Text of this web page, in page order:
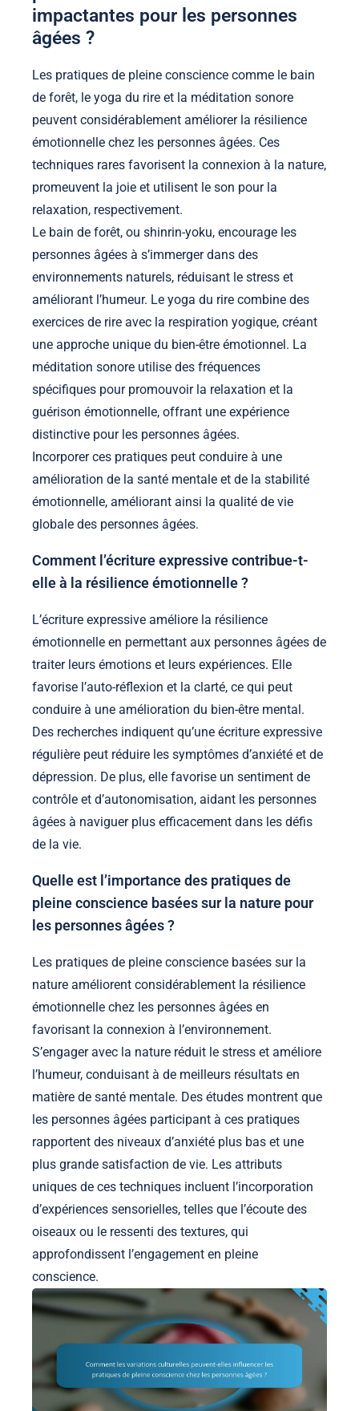
impactantes pour les personnes
âgées ?
Les pratiques de pleine conscience comme le bain
de forêt, le yoga du rire et la méditation sonore
peuvent considérablement améliorer la résilience
émotionnelle chez les personnes âgées. Ces
techniques rares favorisent la connexion à la nature,
promeuvent la joie et utilisent le son pour la
relaxation, respectivement.
Le bain de forêt, ou shinrin-yoku, encourage les
personnes âgées à s’immerger dans des
environnements naturels, réduisant le stress et
améliorant l’humeur. Le yoga du rire combine des
exercices de rire avec la respiration yogique, créant
une approche unique du bien-être émotionnel. La
méditation sonore utilise des fréquences
spécifiques pour promouvoir la relaxation et la
guérison émotionnelle, offrant une expérience
distinctive pour les personnes âgées.
Incorporer ces pratiques peut conduire à une
amélioration de la santé mentale et de la stabilité
émotionnelle, améliorant ainsi la qualité de vie
globale des personnes âgées.
Comment l’écriture expressive contribue-t-
elle à la résilience émotionnelle ?
L’écriture expressive améliore la résilience
émotionnelle en permettant aux personnes âgées de
traiter leurs émotions et leurs expériences. Elle
favorise l’auto-réflexion et la clarté, ce qui peut
conduire à une amélioration du bien-être mental.
Des recherches indiquent qu’une écriture expressive
régulière peut réduire les symptômes d’anxiété et de
dépression. De plus, elle favorise un sentiment de
contrôle et d’autonomisation, aidant les personnes
âgées à naviguer plus efficacement dans les défis
de la vie.
Quelle est l’importance des pratiques de
pleine conscience basées sur la nature pour
les personnes âgées ?
Les pratiques de pleine conscience basées sur la
nature améliorent considérablement la résilience
émotionnelle chez les personnes âgées en
favorisant la connexion à l’environnement.
S’engager avec la nature réduit le stress et améliore
l’humeur, conduisant à de meilleurs résultats en
matière de santé mentale. Des études montrent que
les personnes âgées participant à ces pratiques
rapportent des niveaux d’anxiété plus bas et une
plus grande satisfaction de vie. Les attributs
uniques de ces techniques incluent l’incorporation
d’expériences sensorielles, telles que l’écoute des
oiseaux ou le ressenti des textures, qui
approfondissent l’engagement en pleine
conscience.